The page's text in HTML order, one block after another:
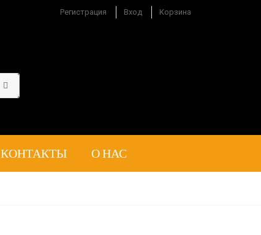
Регистрация Вход Корзина
КОНТАКТЫ О НАС